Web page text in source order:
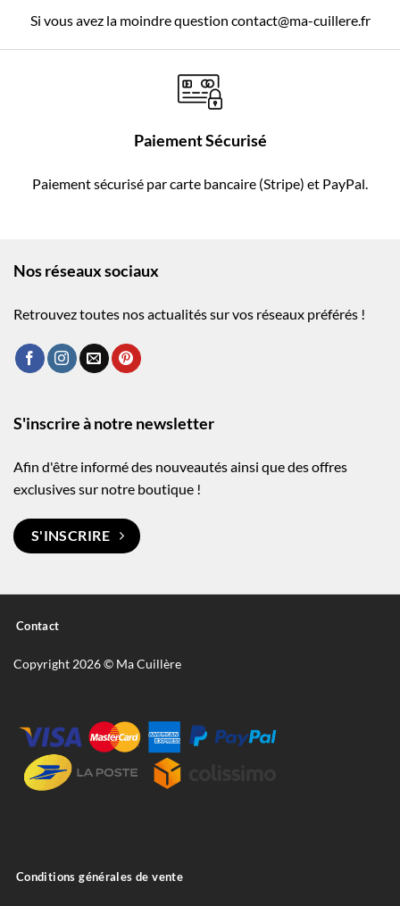
Si vous avez la moindre question contact@ma-cuillere.fr
Paiement Sécurisé
Paiement sécurisé par carte bancaire (Stripe) et PayPal.
Nos réseaux sociaux
Retrouvez toutes nos actualités sur vos réseaux préférés !
S'inscrire à notre newsletter
Afin d'être informé des nouveautés ainsi que des offres
exclusives sur notre boutique !
S'INSCRIRE
Contact
Copyright 2026 © Ma Cuillère
Conditions générales de vente